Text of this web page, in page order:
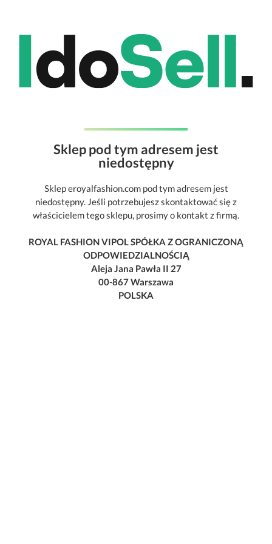
Sklep pod tym adresem jest
niedostępny
Sklep eroyalfashion.com pod tym adresem jest
niedostępny. Jeśli potrzebujesz skontaktować się z
właścicielem tego sklepu, prosimy o kontakt z firmą.
ROYAL FASHION VIPOL SPÓŁKA Z OGRANICZONĄ
ODPOWIEDZIALNOŚCIĄ
Aleja Jana Pawła II 27
00-867 Warszawa
POLSKA